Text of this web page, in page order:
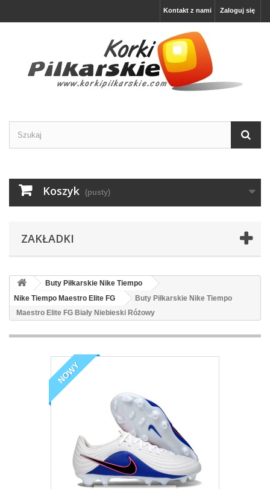
Zaloguj się
Kontakt z nami
Koszyk (pusty)
ZAKŁADKI
Buty Piłkarskie Nike Tiempo
Nike Tiempo Maestro Elite FG
Buty Piłkarskie Nike Tiempo
Maestro Elite FG Biały Niebieski Różowy
NOWY